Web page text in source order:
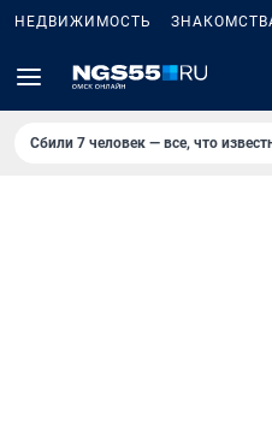
НЕДВИЖИМОСТЬ
Сбили 7 человек — все, что